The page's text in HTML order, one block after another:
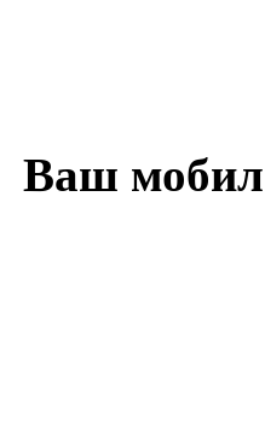
Ваш